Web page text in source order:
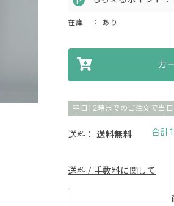
在庫 ： あり
カ
平日12時までのご注文で当
送料： 送料無料 合計
送料 / 手数料に関して